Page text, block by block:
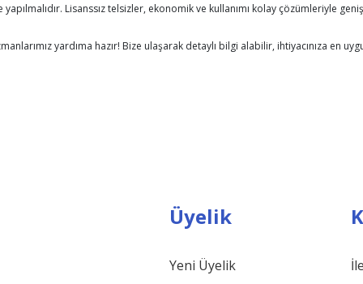
Lisanssız telsizler, ekonomik ve kullanımı kolay çözümleriyle
yardıma hazır! Bize ulaşarak detaylı bilgi alabilir, ihtiyacınıza en
Üyelik
Yeni Üyelik